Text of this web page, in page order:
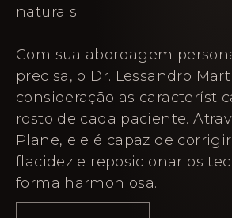
naturais.
Com sua abordagem
precisa, o Dr. Lessandro
consideração as
rosto de cada paciente.
Plane, ele é capaz de
flacidez e reposicionar os
forma harmoniosa.